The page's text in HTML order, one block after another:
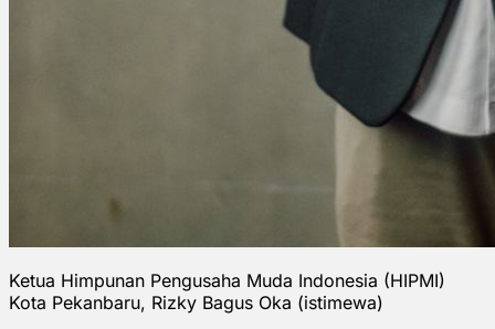
Ketua Himpunan Pengusaha Muda Indonesia (HIPMI)
Kota Pekanbaru, Rizky Bagus Oka (istimewa)